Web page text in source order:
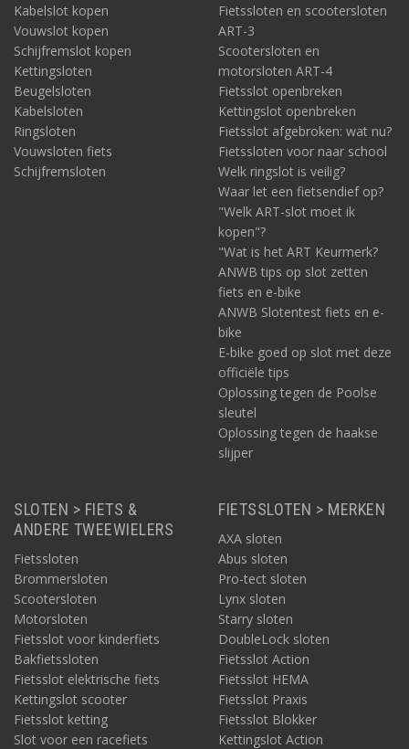
Kabelslot kopen
Vouwslot kopen
Schijfremslot kopen
Kettingsloten
Beugelsloten
Kabelsloten
Ringsloten
Vouwsloten fiets
Schijfremsloten
Fietssloten en scootersloten
ART-3
Scootersloten en
motorsloten ART-4
Fietsslot openbreken
Kettingslot openbreken
Fietsslot afgebroken: wat nu?
Fietssloten voor naar school
Welk ringslot is veilig?
Waar let een fietsendief op?
"Welk ART-slot moet ik
kopen"?
"Wat is het ART Keurmerk?
ANWB tips op slot zetten
fiets en e-bike
ANWB Slotentest fiets en e-
bike
E-bike goed op slot met deze
officiële tips
Oplossing tegen de Poolse
sleutel
Oplossing tegen de haakse
slijper
SLOTEN > FIETS &
ANDERE TWEEWIELERS
Fietssloten
Brommersloten
Scootersloten
Motorsloten
Fietsslot voor kinderfiets
Bakfietssloten
Fietsslot elektrische fiets
Kettingslot scooter
Fietsslot ketting
Slot voor een racefiets
FIETSSLOTEN > MERKEN
AXA sloten
Abus sloten
Pro-tect sloten
Lynx sloten
Starry sloten
DoubleLock sloten
Fietsslot Action
Fietsslot HEMA
Fietsslot Praxis
Fietsslot Blokker
Kettingslot Action